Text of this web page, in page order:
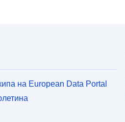
на European Data Portal